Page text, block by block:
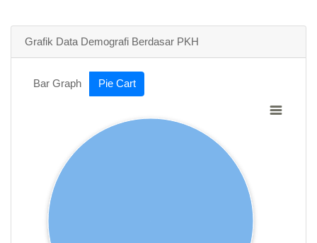
Grafik Data Demografi Berdasar PKH
Bar Graph Pie Cart